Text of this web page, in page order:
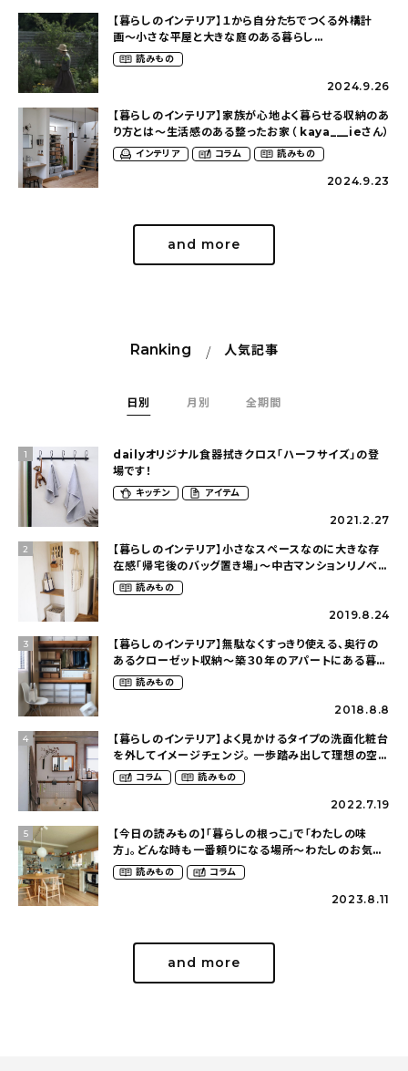
【暮らしのインテリア】１から自分たちでつくる外構計
画〜小さな平屋と大きな庭のある暮らし
（tsumikiniwaさん）
読みもの
2024.9.26
【暮らしのインテリア】家族が心地よく暮らせる収納のあ
り方とは〜生活感のある整ったお家（ kaya___ieさん）
インテリア コラム 読みもの
2024.9.23
and more
Ranking 人気記事
日別 月別 全期間
1
dailyオリジナル食器拭きクロス「ハーフサイズ」の登
場です！
キッチン アイテム
2021.2.27
2
【暮らしのインテリア】小さなスペースなのに大きな存
在感「帰宅後のバッグ置き場」～中古マンションリノベー
ションで叶えたコダワリの暮らし（cocoyuko___さ
ん）
読みもの
2019.8.24
3
【暮らしのインテリア】無駄なくすっきり使える、奥行の
あるクローゼット収納〜築３０年のアパートにある暮ら
し（mari_ppe_さん）
読みもの
2018.8.8
4
【暮らしのインテリア】よく見かけるタイプの洗面化粧台
を外してイメージチェンジ。 一歩踏み出して理想の空間
へ〜築１２年の建売住宅をDIYする暮らし
（asasa0509さん）
コラム 読みもの
2022.7.19
5
【今日の読みもの】「暮らしの根っこ」で「わたしの味
方」。どんな時も一番頼りになる場所〜わたしのお気に
入りのキッチン（posocotoさん）
読みもの コラム
2023.8.11
and more